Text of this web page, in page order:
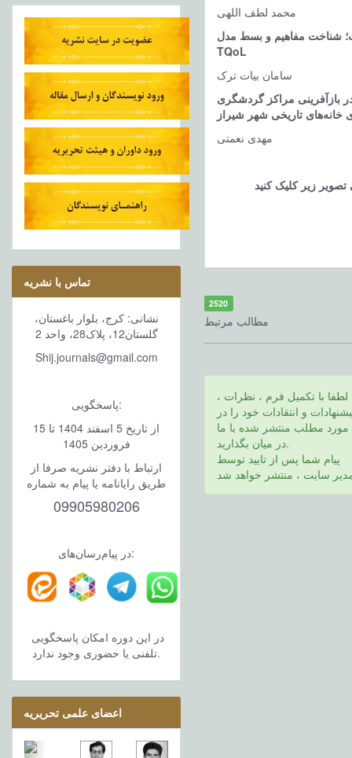
تماس با نشریه
نشانی: کرج، بلوار باغستان،
گلستان12، پلاک28، واحد 2
Shij.journals@gmail.com
پاسخگویی:
از تاریخ 5 اسفند 1404 تا 15
فروردین 1405
ارتباط با دفتر نشریه صرفا از
طریق رایانامه یا پیام به شماره
09905980206
در پیام‌رسان‌های:
تلفنی یا حضوری وجود ندارد.
اعضای علمی تحریریه
محمد لطف اللهی
شناخت مفاهیم و بسط مدل
TQoL
سامان بیات ترک
مراکز گردشگری
خانه‌های تاریخی شهر شیراز
مهدی نعمتی
2520
مطالب مرتبط
لطفا با تكميل فرم ، نظرات ،
و انتقادات خود را در
مورد مطلب منتشر شده با ما
در ميان بگذاريد.
پيام شما پس از تاييد توسط